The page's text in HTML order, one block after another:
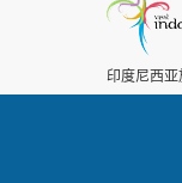
印度尼西亚